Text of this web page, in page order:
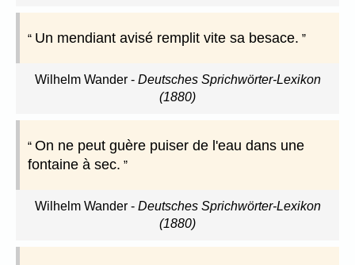
Un mendiant avisé remplit vite sa besace.
Wilhelm Wander- Deutsches Sprichwörter-Lexikon
(1880)
On ne peut guère puiser de l'eau dans une
fontaine à sec.
Wilhelm Wander- Deutsches Sprichwörter-Lexikon
(1880)